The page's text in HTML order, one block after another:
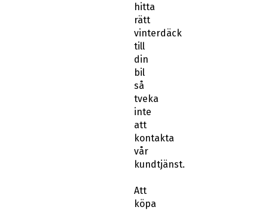
hitta
rätt
vinterdäck
till
din
bil
så
tveka
inte
att
kontakta
vår
kundtjänst.
Att
köpa